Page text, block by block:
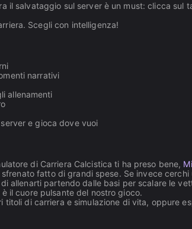
il salvataggio sul server è un must: clicca sul
Scegli con intelligenza!
narrativi
allenamenti
e gioca dove vuoi
di Carriera Calcistica ti ha preso bene,
fatto di grandi spese. Se invece cerchi
allenarti partendo dalle basi per scalare le
il cuore pulsante del nostro gioco.
titoli di carriera e simulazione di vita, oppure